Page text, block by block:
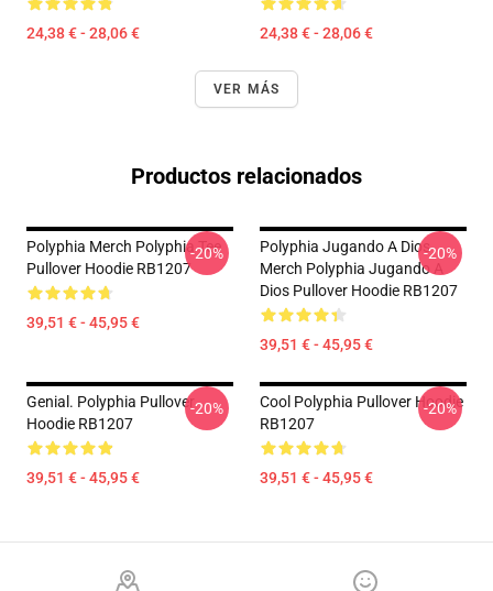
24,38 € - 28,06 € 24,38 € - 28,06 €
VER MÁS
Productos relacionados
Polyphia Merch Polyphia Tee
Pullover Hoodie RB1207
39,51 € - 45,95 €
-20%
Polyphia Jugando A Dios
Merch Polyphia Jugando A
Dios Pullover Hoodie RB1207
39,51 € - 45,95 €
-20%
Genial. Polyphia Pullover
Hoodie RB1207
39,51 € - 45,95 €
-20%
Cool Polyphia Pullover Hoodie
RB1207
39,51 € - 45,95 €
-20%